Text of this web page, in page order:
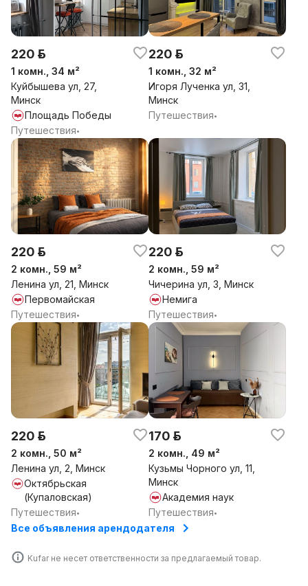
220 р.
1 комн., 34 м²
Куйбышева ул, 27,
Минск
Площадь Победы
Путешествия•
220 р.
1 комн., 32 м²
Игоря Лученка ул, 31,
Минск
Путешествия•
220 р.
2 комн., 59 м²
Ленина ул, 21, Минск
Первомайская
Путешествия•
220 р.
2 комн., 59 м²
Чичерина ул, 3, Минск
Немига
Путешествия•
220 р.
2 комн., 50 м²
Ленина ул, 2, Минск
Октябрьская
(Купаловская)
Путешествия•
170 р.
2 комн., 49 м²
Кузьмы Чорного ул, 11,
Минск
Академия наук
Путешествия•
Все объявления арендодателя
Kufar не несет ответственности за предлагаемый товар.